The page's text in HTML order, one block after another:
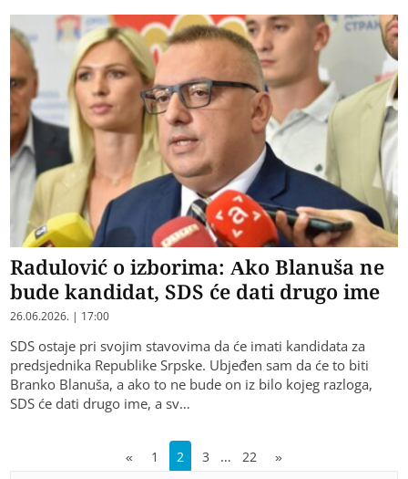
Radulović o izborima: Ako Blanuša ne
bude kandidat, SDS će dati drugo ime
26.06.2026. | 17:00
SDS ostaje pri svojim stavovima da će imati kandidata za
predsjednika Republike Srpske. Ubjeđen sam da će to biti
Branko Blanuša, a ako to ne bude on iz bilo kojeg razloga,
SDS će dati drugo ime, a sv…
« 1 2 3 … 22 »